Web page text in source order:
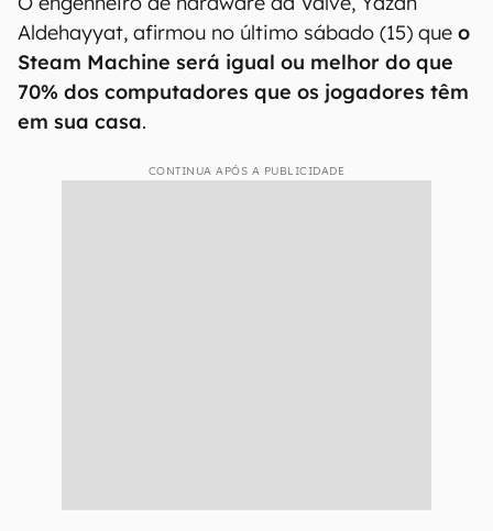
Aldehayyat, afirmou no último sábado (15) que o
Steam Machine será igual ou melhor do que
70% dos computadores que os jogadores têm
em sua casa.
CONTINUA APÓS A PUBLICIDADE